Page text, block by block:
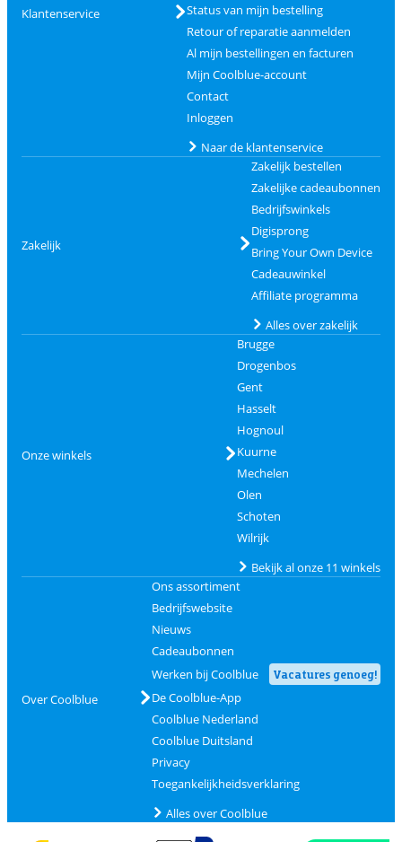
Klantenservice
Status van mijn bestelling
Retour of reparatie aanmelden
Al mijn bestellingen en facturen
Mijn Coolblue-account
Contact
Inloggen
Naar de klantenservice
Zakelijk
Zakelijk bestellen
Zakelijke cadeaubonnen
Bedrijfswinkels
Digisprong
Bring Your Own Device
Cadeauwinkel
Affiliate programma
Alles over zakelijk
Onze winkels
Brugge
Drogenbos
Gent
Hasselt
Hognoul
Kuurne
Mechelen
Olen
Schoten
Wilrijk
Bekijk al onze 11 winkels
Over Coolblue
Ons assortiment
Bedrijfswebsite
Nieuws
Cadeaubonnen
Werken bij Coolblue
Vacatures genoeg!
De Coolblue-App
Coolblue Nederland
Coolblue Duitsland
Privacy
Toegankelijkheidsverklaring
Alles over Coolblue